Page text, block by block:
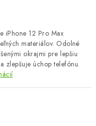
iPhone 12 Pro Max
materiálov. Odolné
okrajmi pre lepšiu
zlepšuje úchop telefónu.